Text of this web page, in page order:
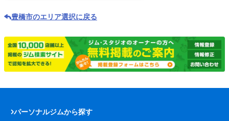
豊橋市のエリア選択に戻る
パーソナルジムから探す